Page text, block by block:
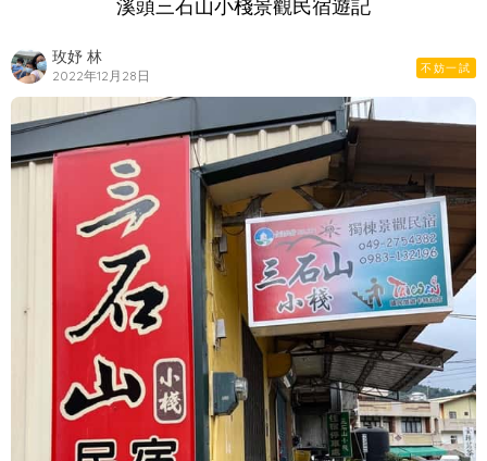
溪頭三石山小棧景觀民宿遊記
玫妤 林
2022年12月28日 不妨一試